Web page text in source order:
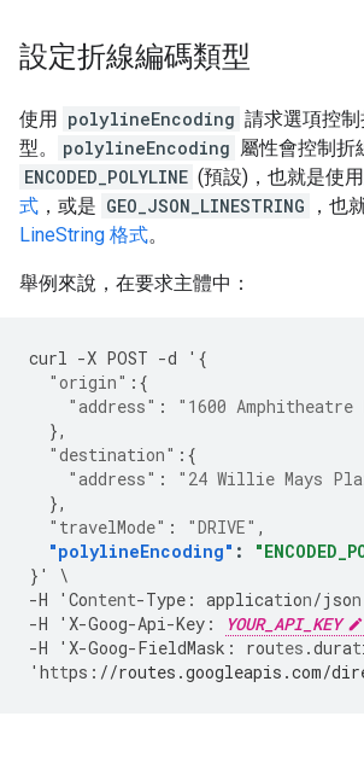
設定折線編碼類型
使用 polylineEncoding 請求選項控
型。
polylineEncoding 屬性會控制折
ENCODED_POLYLINE (預設)，也就是使用
式 ，或是 GEO_JSON_LINESTRING ，也
LineString 格式。
舉例來說，在要求主體中：
curl -X POST -d ' {
"origin" :{
"address" :
"1600 Amphitheatre
},
"destination" :{
"address" :
"24 Willie Mays
},
"travelMode" : "DRIVE" ,
"polylineEncoding" :
} '
\
-H 'Content-Type : application/json
-H 'X-Goog-Api-Key : YOUR_API_KEY
-H 'X-Goog-FieldMask : routes .durat
'https : //routes.googleapis.com/